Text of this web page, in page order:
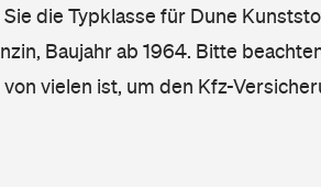
die Typklasse für Dune
Baujahr ab 1964. Bitte
vielen ist, um den Kfz-